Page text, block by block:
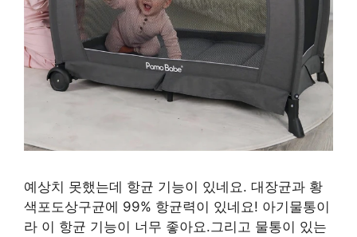
예상치 못했는데 항균 기능이 있네요. 대장균과 황
색포도상구균에 99% 항균력이 있네요! 아기물통이
라 이 항균 기능이 너무 좋아요.그리고 물통이 있는